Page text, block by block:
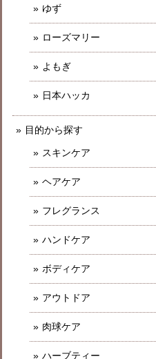
ゆず
ローズマリー
よもぎ
日本ハッカ
目的から探す
スキンケア
ヘアケア
フレグランス
ハンドケア
ボディケア
アウトドア
肉球ケア
ハーブティー